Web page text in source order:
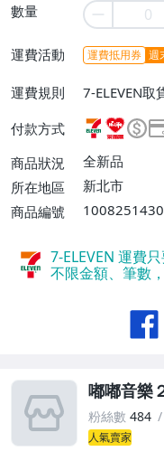
數量
運費活動 運費抵用券 週
運費規則
7-ELEVEN
$500免運費
件運費$38
取貨付款【
費】、宅配/
付款方式
商品狀況
全新品
所在地區
新北市
商品編號
7-ELEVEN 運費
不限金額、筆數
嘟嘟音樂
粉絲數 484
人氣賣家